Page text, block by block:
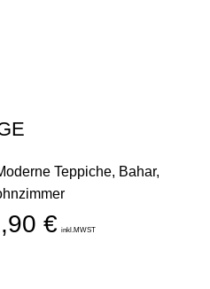
Teppiche, Bahar,
€ inkl.MWST